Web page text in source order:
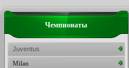
Чемпионаты
Juventus
Milan